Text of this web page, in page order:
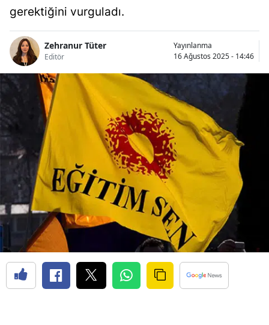
gerektiğini vurguladı.
Zehranur Tüter
Editör
Yayınlanma
16 Ağustos 2025 - 14:46